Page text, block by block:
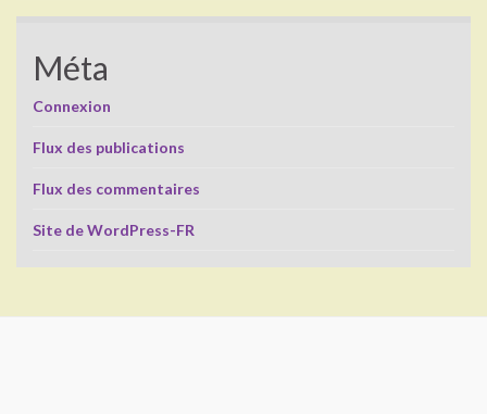
Méta
Connexion
Flux des publications
Flux des commentaires
Site de WordPress-FR